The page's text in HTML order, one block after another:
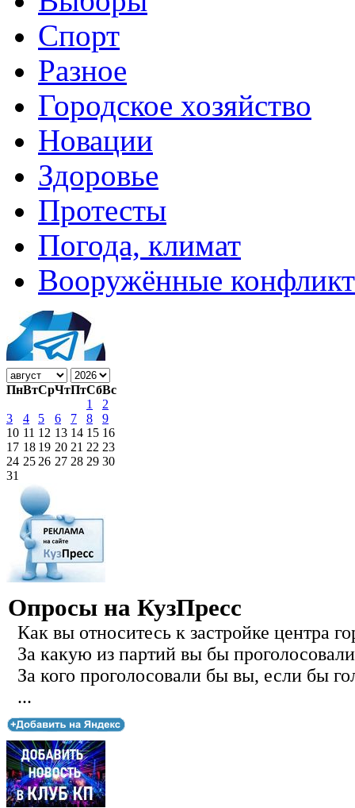
Спорт
Разное
Городское хозяйство
Новации
Здоровье
Протесты
Погода, климат
Вооружённые
ПнВтСрЧтПтСбВс
1
2
3
4 5 6 7 8
9
10 11 12 13 14 15 16
17 18 19 20 21 22 23
24 25 26 27 28 29 30
31
Опросы на КузПресс
Как вы относитесь к застройке центра
За какую из партий вы бы
За кого проголосовали бы вы, если бы
...